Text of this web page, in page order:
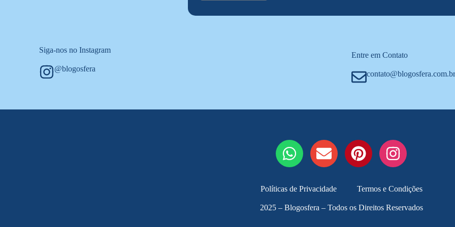
Siga-nos no Instagram
@blogosfera
Entre em Contato
contato@blogosfera.com.br
Políticas de Privacidade Termos e Condições
2025 – Blogosfera – Todos os Direitos Reservados